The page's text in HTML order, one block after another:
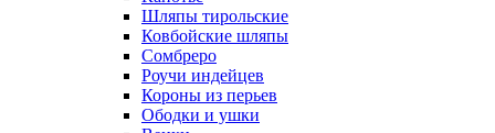
Шляпы тирольские
Ковбойские шляпы
Сомбреро
Роучи индейцев
Короны из перьев
Ободки и ушки